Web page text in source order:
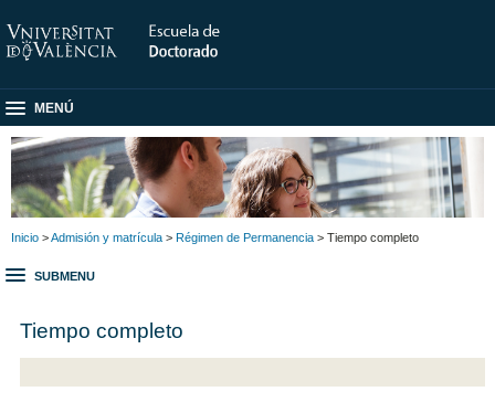
MENÚ
Inicio >Admisión y matrícula > Régimen de Permanencia > Tiempo completo
SUBMENU
Tiempo completo